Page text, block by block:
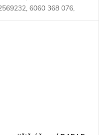
6060 368 076,
Číslo karty: